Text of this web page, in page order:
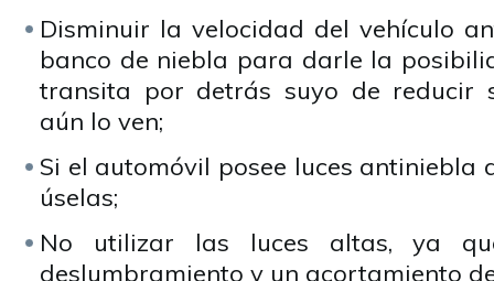
Disminuir la velocidad del vehículo
banco de niebla para darle la
transita por detrás suyo de reducir
aún lo ven;
Si el automóvil posee luces antiniebla
úselas;
No utilizar las luces altas, ya
deslumbramiento y un acortamiento